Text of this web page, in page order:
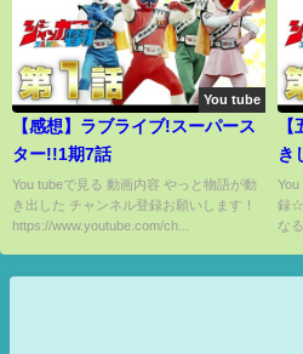
You tube
【感想】ラブライブ!スーパース
ター!!1期7話
You tubeで見る 動画内容 やっと物語が動
き出した チャンネル登録お願いします！
https://www.youtube.com/ch...
き
ー
録☆
な